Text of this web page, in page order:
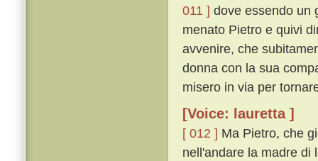
011 ] dove essendo un
menato Pietro e quivi
avvenire, che
donna con la sua
misero in via per
[Voice: lauretta ]
[ 012 ] Ma Pietro, che
nell'andare la madre di